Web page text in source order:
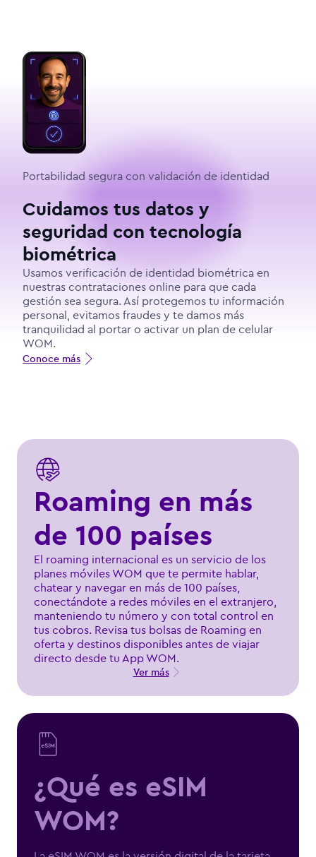
Portabilidad segura con validación de identidad
Cuidamos tus datos y
seguridad con tecnología
biométrica
Usamos verificación de identidad biométrica en
nuestras contrataciones online para que cada
gestión sea segura. Así protegemos tu información
personal, evitamos fraudes y te damos más
tranquilidad al portar o activar un plan de celular
WOM.
Conoce más
Roaming en más
de 100 países
El roaming internacional es un servicio de los
planes móviles WOM que te permite hablar,
chatear y navegar en más de 100 países,
conectándote a redes móviles en el extranjero,
manteniendo tu número y con total control en
tus cobros. Revisa tus bolsas de Roaming en
oferta y destinos disponibles antes de viajar
directo desde tu App WOM.
Ver más
¿Qué es eSIM
WOM?